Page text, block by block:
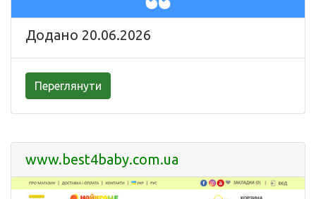
Додано 20.06.2026
Переглянути
www.best4baby.com.ua